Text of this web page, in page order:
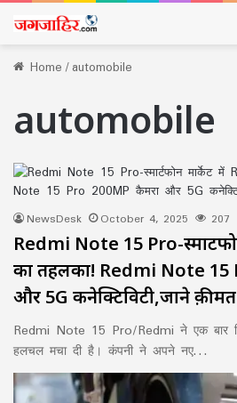
Home/automobile
automobile
NewsDesk October 4, 2025 207
Redmi Note 15 Pro-
का तहलका! Redmi Note 15
और 5G कनेक्टिविटी,जाने क़ीमत
Redmi Note 15 Pro/Redmi ने एक बार
हलचल मचा दी है। कंपनी ने अपने नए…